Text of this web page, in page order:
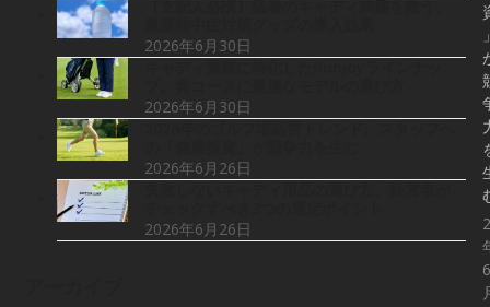
2026年6月30日
2026年6月30日
2026年6月26日
2026年6月26日
6